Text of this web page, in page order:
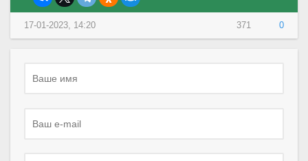
371 0
17-01-2023, 14:20